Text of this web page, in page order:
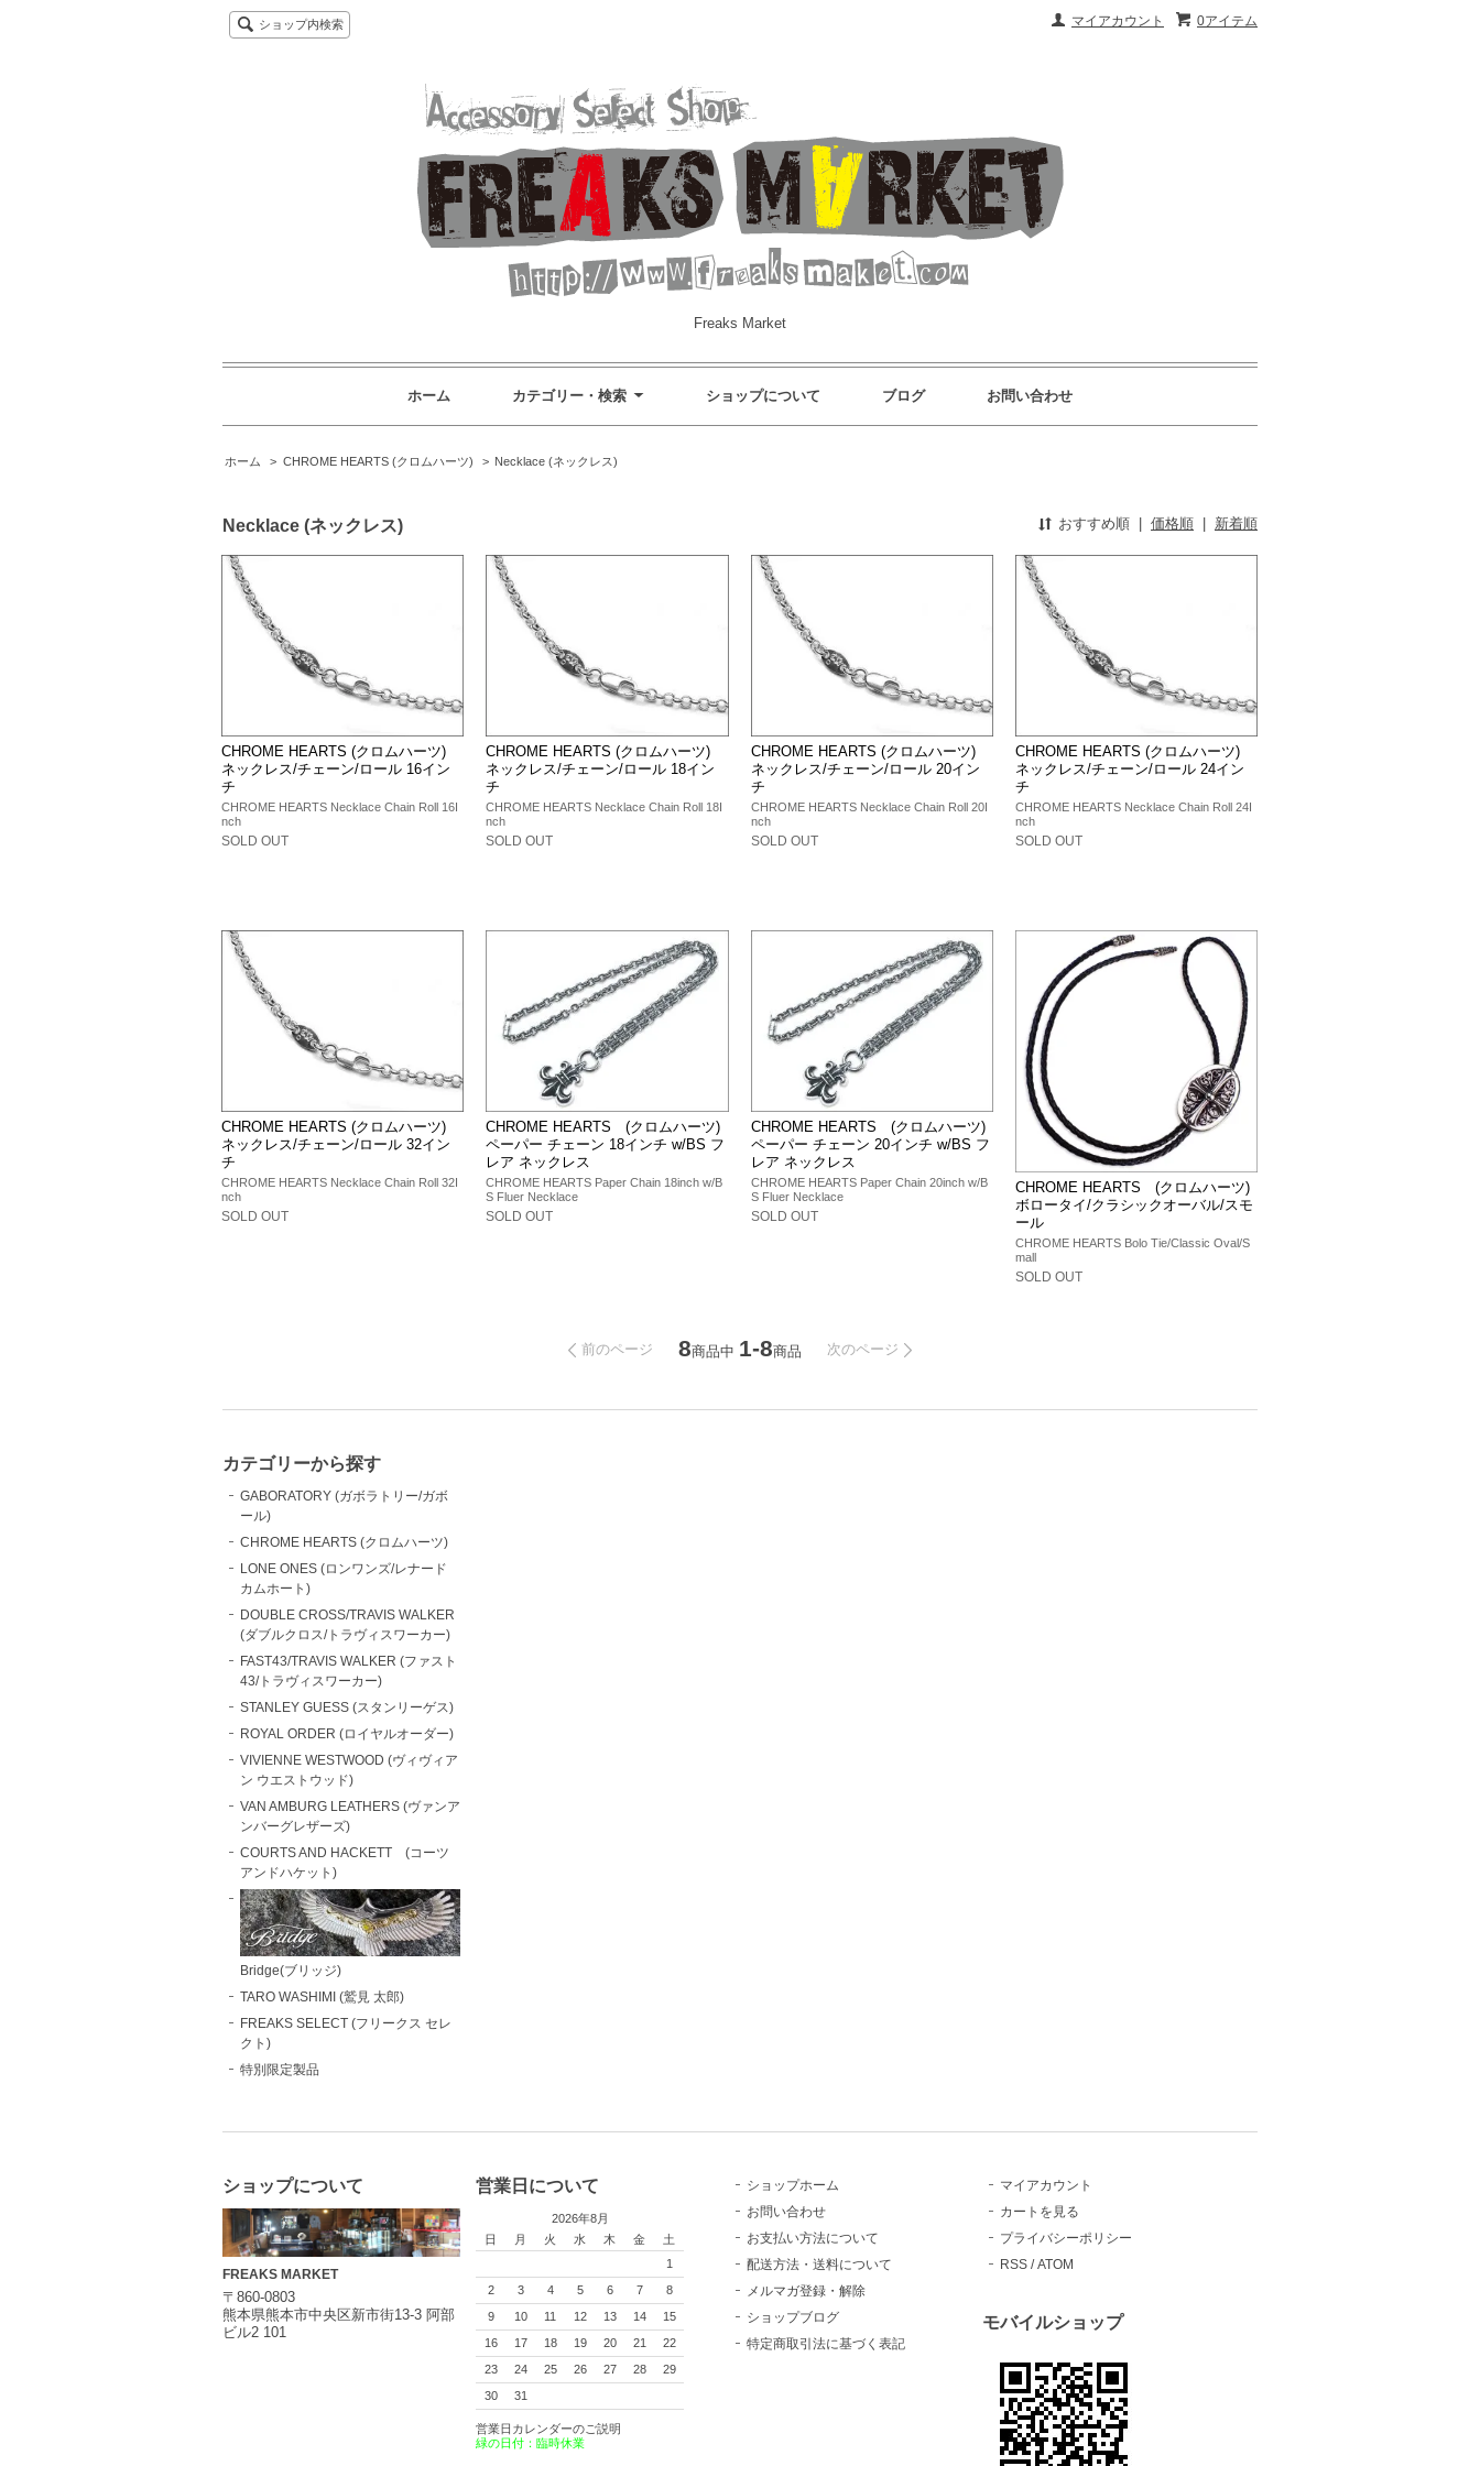
0アイテム
マイアカウント
ショップ内検索
Freaks Market
ホーム カテゴリー・検索 ショップについて ブログ お問い合わせ
ホーム > CHROME HEARTS (クロムハーツ) > Necklace (ネックレス)
Necklace (ネックレス) おすすめ順 | 価格順 | 新着順
CHROME HEARTS (クロムハーツ)
ネックレス/チェーン/ロール 16イン
チ
CHROME HEARTS Necklace Chain Roll 16I
nch
SOLD OUT
CHROME HEARTS (クロムハーツ)
ネックレス/チェーン/ロール 18イン
チ
CHROME HEARTS Necklace Chain Roll 18I
nch
SOLD OUT
CHROME HEARTS (クロムハーツ)
ネックレス/チェーン/ロール 20イン
チ
CHROME HEARTS Necklace Chain Roll 20I
nch
SOLD OUT
CHROME HEARTS (クロムハーツ)
ネックレス/チェーン/ロール 24イン
チ
CHROME HEARTS Necklace Chain Roll 24I
nch
SOLD OUT
CHROME HEARTS (クロムハーツ)
ネックレス/チェーン/ロール 32イン
チ
CHROME HEARTS Necklace Chain Roll 32I
nch
SOLD OUT
CHROME HEARTS (クロムハーツ)
ペーパー チェーン 18インチ w/BS フ
レア ネックレス
CHROME HEARTS Paper Chain 18inch w/B
S Fluer Necklace
SOLD OUT
CHROME HEARTS (クロムハーツ)
ペーパー チェーン 20インチ w/BS フ
レア ネックレス
CHROME HEARTS Paper Chain 20inch w/B
S Fluer Necklace
SOLD OUT
CHROME HEARTS (クロムハーツ)
ボロータイ/クラシックオーバル/スモ
ール
CHROME HEARTS Bolo Tie/Classic Oval/S
mall
SOLD OUT
前のページ 8商品中 1-8商品 次のページ
カテゴリーから探す
GABORATORY (ガボラトリー/ガボ
ール)
CHROME HEARTS (クロムハーツ)
LONE ONES (ロンワンズ/レナード
カムホート)
DOUBLE CROSS/TRAVIS WALKER
(ダブルクロス/トラヴィスワーカー)
FAST43/TRAVIS WALKER (ファスト
43/トラヴィスワーカー)
STANLEY GUESS (スタンリーゲス)
ROYAL ORDER (ロイヤルオーダー)
VIVIENNE WESTWOOD (ヴィヴィア
ン ウエストウッド)
VAN AMBURG LEATHERS (ヴァンア
ンバーグレザーズ)
COURTS AND HACKETT (コーツ
アンドハケット)
Bridge(ブリッジ)
TARO WASHIMI (鷲見 太郎)
FREAKS SELECT (フリークス セレ
クト)
特別限定製品
ショップについて
FREAKS MARKET
〒860-0803
熊本県熊本市中央区新市街13-3 阿部
ビル2 101
営業日について
2026年8月
日
月 火 水 木 金
土
1
2
3 4 5 6 7
8
9
10 11 12 13 14
15
16
17 18 19 20 21
22
23
24 25 26 27 28
29
30
31
営業日カレンダーのご説明
緑の日付：臨時休業
ショップホーム
お問い合わせ
お支払い方法について
配送方法・送料について
メルマガ登録・解除
ショップブログ
特定商取引法に基づく表記
マイアカウント
カートを見る
プライバシーポリシー
RSS /ATOM
モバイルショップ